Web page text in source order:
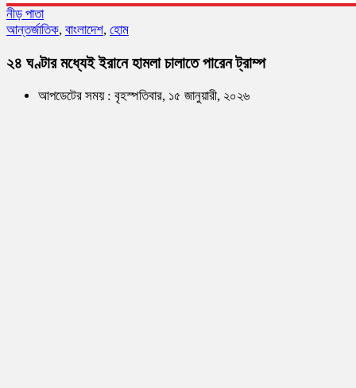
নীড় পাতা
আন্তর্জাতিক, বাংলাদেশ, হোম
২৪ ঘণ্টার মধ্যেই ইরানে হামলা চালাতে পারেন ট্রাম্প
আপডেটের সময় : বৃহস্পতিবার, ১৫ জানুয়ারী, ২০২৬